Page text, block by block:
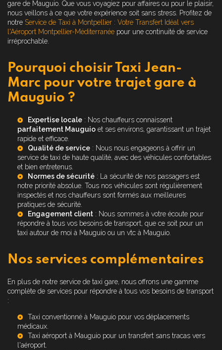
gare de Mauguio. Que vous voyagiez pour affaires ou pour le plaisir,
nous veillons à ce que votre expérience soit sans stress. Profitez de
notre Service de Taxi à Montpellier : Votre Transfert Idéal vers
l'Aéroport Montpellier-Méditerranée pour une continuité de service
irréprochable.
Pourquoi choisir Taxi Jean-
Marc pour votre trajet gare à
Mauguio ?
Expertise locale : Nos chauffeurs connaissent
parfaitement Mauguio et ses environs, garantissant un trajet
rapide et efficace.
Qualité de service : Nous nous engageons à offrir un
service de taxi de haute qualité, avec des véhicules confortables
et bien entretenus.
Normes de sécurité : La sécurité de nos passagers est
notre priorité absolue. Tous nos véhicules sont régulièrement
inspectés et nos chauffeurs sont formés aux meilleures
pratiques de sécurité.
Engagement client : Nous sommes à votre écoute pour
répondre à tous vos besoins de transport, que ce soit pour un
taxi autour de moi à Mauguio ou un vtc à Mauguio
Nos services complémentaires
En plus de notre service de taxi gare, nous offrons une gamme
complète de services pour répondre à tous vos besoins de transport
:
Taxi conventionné à Mauguio pour vos déplacements
médicaux.
Taxi aéroport à Mauguio pour un transfert sans tracas vers
l'aéroport.